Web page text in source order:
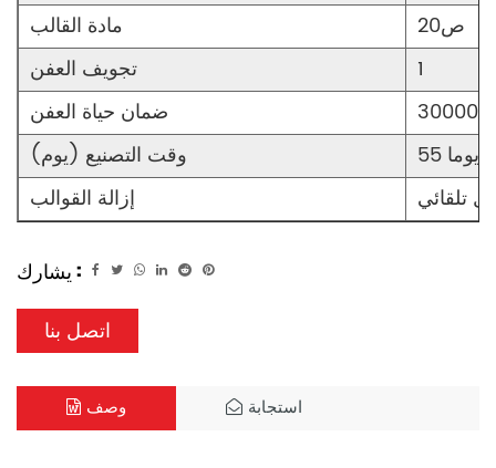
مادة القالب
ص20
تجويف العفن
1
ضمان حياة العفن
وقت التصنيع (يوم)
55 يوما
إزالة القوالب
تلقائي
يشارك :
اتصل بنا
وصف استجابة